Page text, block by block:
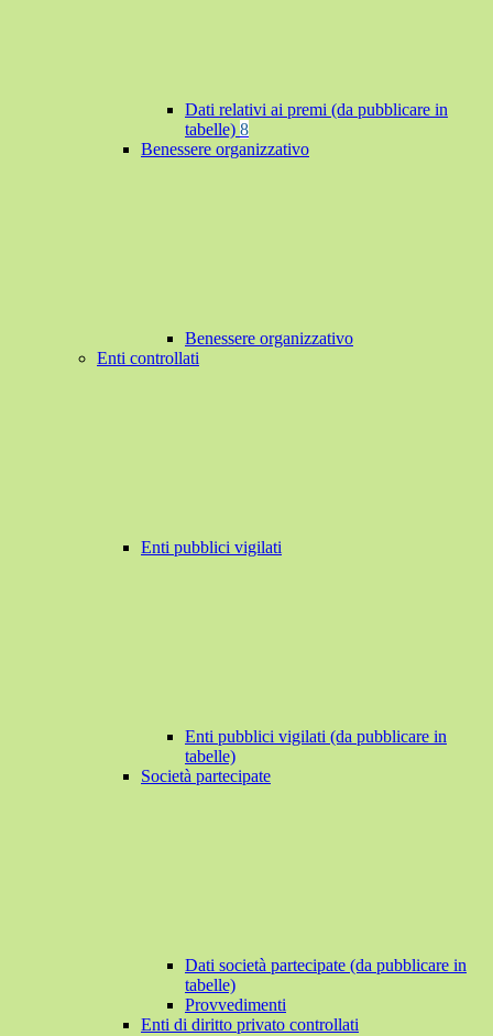
Dati relativi ai premi (da pubblicare in
tabelle) 8
Benessere organizzativo
Benessere organizzativo
Enti controllati
Enti pubblici vigilati
Enti pubblici vigilati (da pubblicare in
tabelle)
Società partecipate
Dati società partecipate (da pubblicare in
tabelle)
Provvedimenti
Enti di diritto privato controllati